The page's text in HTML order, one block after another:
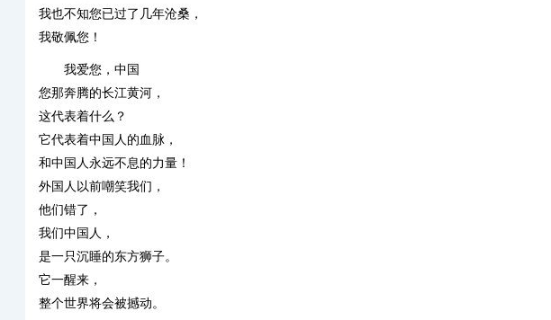
我也不知您已过了几年沧桑，
我敬佩您！
我爱您，中国
您那奔腾的长江黄河，
这代表着什么？
它代表着中国人的血脉，
和中国人永远不息的力量！
外国人以前嘲笑我们，
他们错了，
我们中国人，
是一只沉睡的东方狮子。
它一醒来，
整个世界将会被撼动。